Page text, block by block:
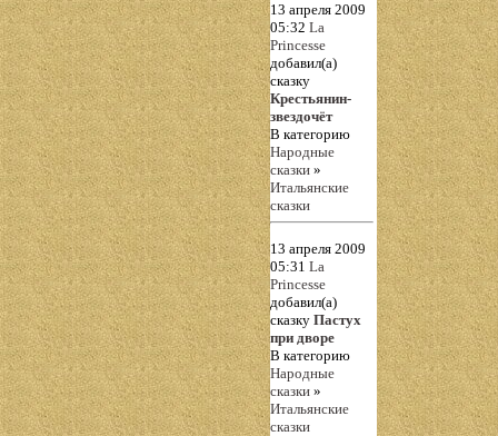
13 апреля 2009
05:32 La
Princesse
добавил(а)
сказку
Крестьянин-
звездочёт
В категорию
Народные
сказки »
Итальянские
сказки
13 апреля 2009
05:31 La
Princesse
добавил(а)
сказку Пастух
при дворе
В категорию
Народные
сказки »
Итальянские
сказки